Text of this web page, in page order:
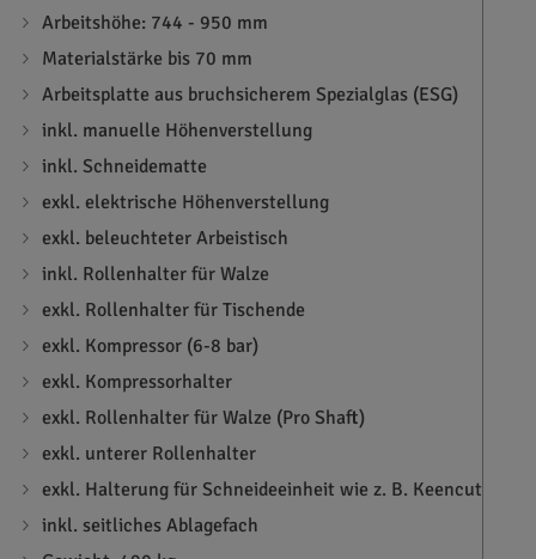
Arbeitshöhe: 744 - 950 mm
Materialstärke bis 70 mm
Arbeitsplatte aus bruchsicherem Spezialglas (ESG)
inkl. manuelle Höhenverstellung
inkl. Schneidematte
exkl. elektrische Höhenverstellung
exkl. beleuchteter Arbeistisch
inkl. Rollenhalter für Walze
exkl. Rollenhalter für Tischende
exkl. Kompressor (6-8 bar)
exkl. Kompressorhalter
exkl. Rollenhalter für Walze (Pro Shaft)
exkl. unterer Rollenhalter
exkl. Halterung für Schneideeinheit wie z. B. Keencut
inkl. seitliches Ablagefach